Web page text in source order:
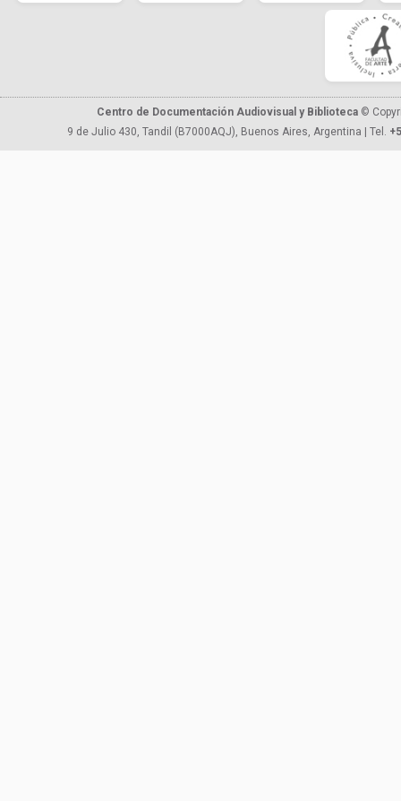
Centro de Documentación Audiovisual y Biblioteca ©
9 de Julio 430, Tandil (B7000AQJ), Buenos Aires, Argentina | Tel.